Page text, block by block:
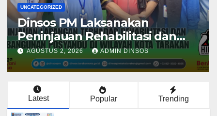
UNCATEGORIZED
Sobat Sosial, Yuk Terapkan
Pelayanan 5S! 😊🤝
AGUSTUS 6, 2026 ADMIN DINSOS
Latest Popular Trending